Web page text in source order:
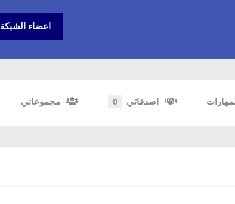
اعضاء الشبكة
اصدقائي 0 مجموعاتي